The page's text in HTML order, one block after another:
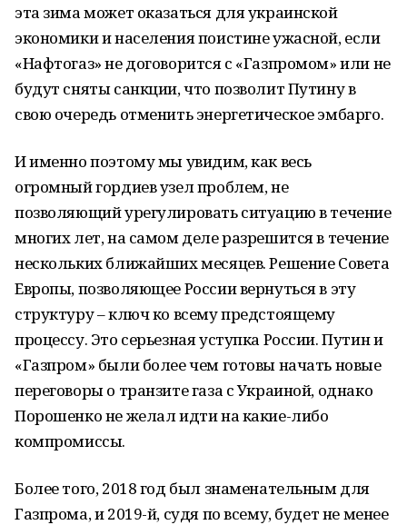
эта зима может оказаться для украинской
экономики и населения поистине ужасной, если
«Нафтогаз» не договорится с «Газпромом» или не
будут сняты санкции, что позволит Путину в
свою очередь отменить энергетическое эмбарго.
И именно поэтому мы увидим, как весь
огромный гордиев узел проблем, не
позволяющий урегулировать ситуацию в течение
многих лет, на самом деле разрешится в течение
нескольких ближайших месяцев. Решение Совета
Европы, позволяющее России вернуться в эту
структуру – ключ ко всему предстоящему
процессу. Это серьезная уступка России. Путин и
«Газпром» были более чем готовы начать новые
переговоры о транзите газа с Украиной, однако
Порошенко не желал идти на какие-либо
компромиссы.
Более того, 2018 год был знаменательным для
Газпрома, и 2019-й, судя по всему, будет не менее